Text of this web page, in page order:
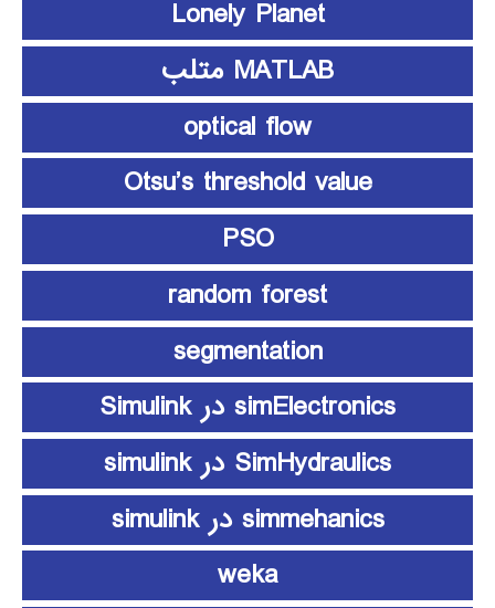
Lonely Planet
MATLAB متلب
optical flow
Otsu’s threshold value
PSO
random forest
segmentation
simElectronics در Simulink
SimHydraulics در simulink
simmehanics در simulink
weka